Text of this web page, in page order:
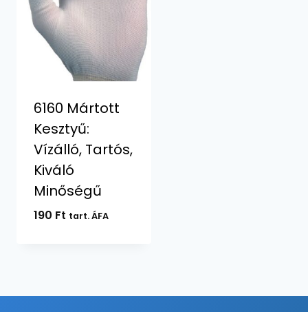
6160 Mártott
Kesztyű:
Vízálló, Tartós,
Kiváló
Minőségű
190 Ft tart. ÁFA